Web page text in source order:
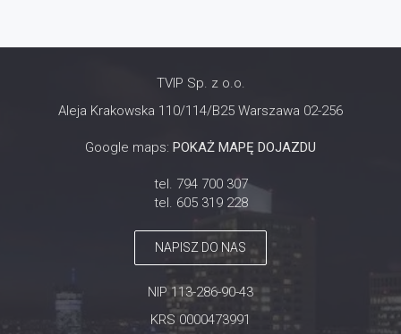
TVIP Sp. z o.o.
Aleja Krakowska 110/114/B25 Warszawa 02-256
Google maps: POKAŻ MAPĘ DOJAZDU
tel. 794 700 307
tel. 605 319 228
NAPISZ DO NAS
NIP 113-286-90-43
KRS 0000473991